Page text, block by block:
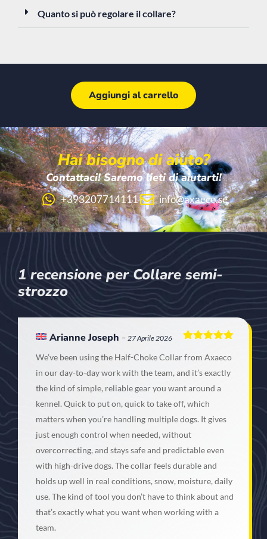
Quanto si può regolare il collare?
Aggiungi al carrello
Hai bisogno di aiuto?
Contattaci! Saremo lieti di aiutarti!
+393207714111 info@axaeco.se
1 recensione perCollare semi-
strozzo
su 5
Arianne Joseph – 27 Aprile 2026
We’ve been using the Half-Choke Collar from Axaeco
in our day-to-day work with the team, and it’s exactly
the kind of simple, reliable gear you want around a
kennel. Quick to put on, quick to take off, which
matters when you’re handling multiple dogs. It gives
just enough control when needed, without
overcorrecting, and stays safe and predictable even
with high-drive dogs. The collar feels durable and
holds up well in real conditions, snow, moisture, daily
use. The kind of tool you don’t have to think about and
that’s exactly what you want when working with a
team.